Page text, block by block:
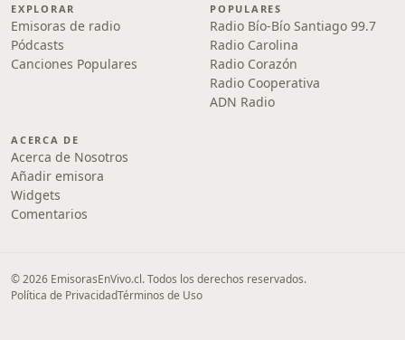
EXPLORAR
Emisoras de radio
Pódcasts
Canciones Populares
POPULARES
Radio Bío-Bío Santiago 99.7
Radio Carolina
Radio Corazón
Radio Cooperativa
ADN Radio
ACERCA DE
Acerca de Nosotros
Añadir emisora
Widgets
Comentarios
© 2026 EmisorasEnVivo.cl. Todos los derechos reservados.
Política de PrivacidadTérminos de Uso